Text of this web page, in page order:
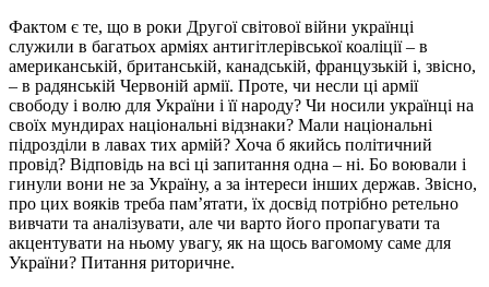
Фактом є те, що в роки Другої світової війни українці
служили в багатьох арміях антигітлерівської коаліції – в
американській, британській, канадській, французькій і, звісно,
– в радянській Червоній армії. Проте, чи несли ці армії
свободу і волю для України і її народу? Чи носили українці на
своїх мундирах національні відзнаки? Мали національні
підрозділи в лавах тих армій? Хоча б якийсь політичний
провід? Відповідь на всі ці запитання одна – ні. Бо воювали і
гинули вони не за Україну, а за інтереси інших держав. Звісно,
про цих вояків треба пам’ятати, їх досвід потрібно ретельно
вивчати та аналізувати, але чи варто його пропагувати та
акцентувати на ньому увагу, як на щось вагомому саме для
України? Питання риторичне.